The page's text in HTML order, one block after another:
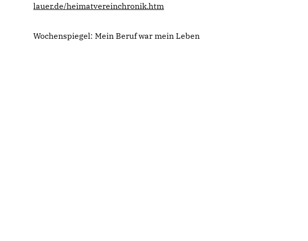
lauer.de/heimatvereinchronik.htm
Wochenspiegel: Mein Beruf war mein Leben